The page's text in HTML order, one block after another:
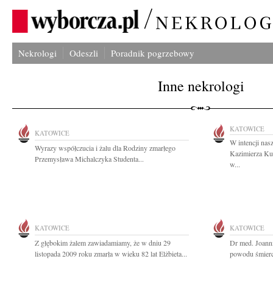
Nekrologi Odeszli Poradnik pogrzebowy
Inne nekrologi
KATOWICE
Wyrazy współczucia i żalu dla Rodziny zmarłego
Przemysława Michalczyka Studenta...
KATOWICE
W intencji
Kazimierza
w...
KATOWICE
Z głębokim żalem zawiadamiamy, że w dniu 29
listopada 2009 roku zmarła w wieku 82 lat Elżbieta...
KATOWICE
Dr med.
powodu